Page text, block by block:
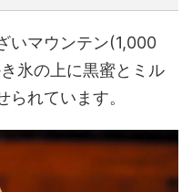
いマウンテン(1,000
氷の上に黒蜜とミル
れています。